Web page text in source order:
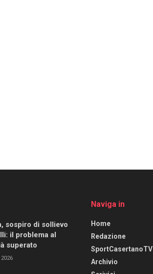
sospiro di sollievo
il problema al
superato
2026
Naviga in
Home
Redazione
SportCasertanoTV
Archivio